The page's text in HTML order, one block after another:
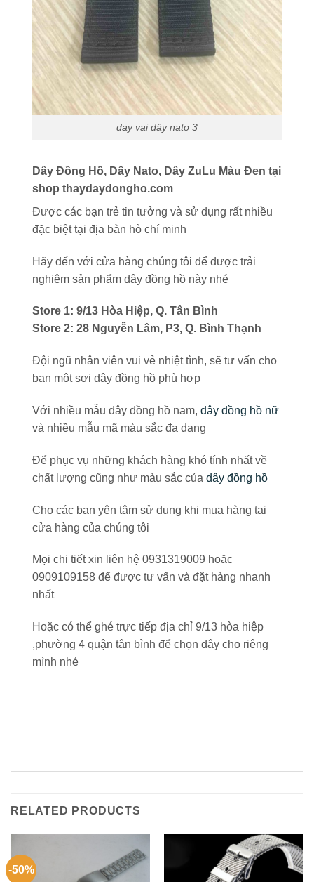
day vai dây nato 3
Dây Đồng Hồ, Dây Nato, Dây ZuLu Màu Đen tại
shop thaydaydongho.com
Được các bạn trẻ tin tưởng và sử dụng rất nhiều
đặc biệt tại địa bàn hò chí minh
Hãy đến với cửa hàng chúng tôi để được trải
nghiêm sản phẩm dây đồng hồ này nhé
Store 1: 9/13 Hòa Hiệp, Q. Tân Bình
Store 2: 28 Nguyễn Lâm, P3, Q. Bình Thạnh
Đội ngũ nhân viên vui vẻ nhiệt tình, sẽ tư vấn cho
bạn một sợi dây đồng hồ phù hợp
Với nhiều mẫu dây đồng hồ nam, dây đồng hồ nữ
và nhiều mẫu mã màu sắc đa dạng
Để phục vụ những khách hàng khó tính nhất về
chất lượng cũng như màu sắc của dây đồng hồ
Cho các bạn yên tâm sử dụng khi mua hàng tại
cửa hàng của chúng tôi
Mọi chi tiết xin liên hệ 0931319009 hoăc
0909109158 để được tư vấn và đặt hàng nhanh
nhất
Hoặc có thể ghé trực tiếp địa chỉ 9/13 hòa hiệp
,phường 4 quận tân bình để chọn dây cho riêng
mình nhé
RELATED PRODUCTS
-50%